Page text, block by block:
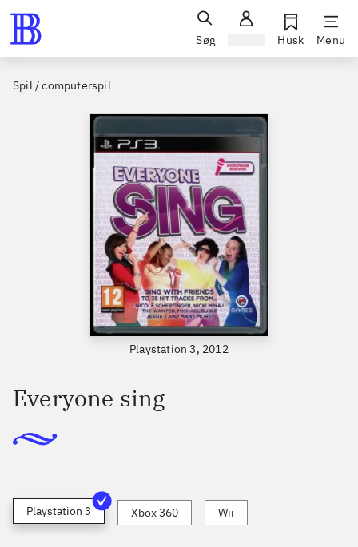
Søg Husk Menu
Spil / computerspil
Playstation 3, 2012
Everyone sing
Playstation 3 Xbox 360 Wii